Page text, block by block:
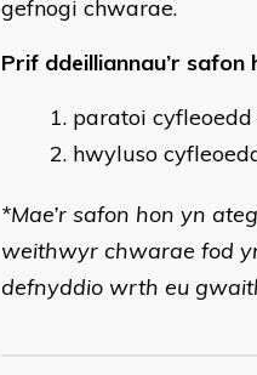
gefnogi chwarae.
Prif ddeilliannau’r safon
paratoi
hwyluso
*Mae’r safon hon yn
weithwyr chwarae fod
defnyddio wrth eu